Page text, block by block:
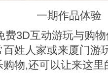
一期作品体验
费3D互动游玩与购
姓人家或来厦门游
物,还可以让来这